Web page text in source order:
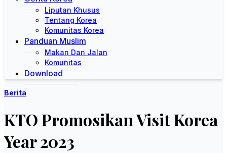
Liputan Khusus
Tentang Korea
Komunitas Korea
Panduan Muslim
Makan Dan Jalan
Komunitas
Download
Berita
KTO Promosikan Visit Korea
Year 2023